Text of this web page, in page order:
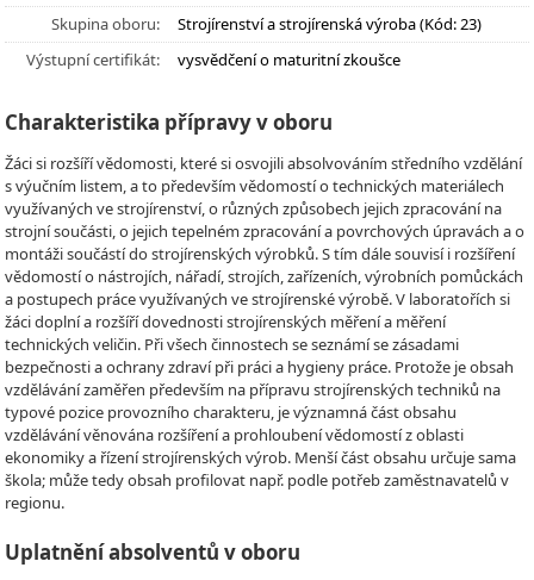
Skupina oboru:
Strojírenství a strojírenská výroba (Kód: 23)
Výstupní certifikát:
vysvědčení o maturitní zkoušce
Charakteristika přípravy v oboru
Žáci si rozšíří vědomosti, které si osvojili absolvováním středního vzdělání
s výučním listem, a to především vědomostí o technických materiálech
využívaných ve strojírenství, o různých způsobech jejich zpracování na
strojní součásti, o jejich tepelném zpracování a povrchových úpravách a o
montáži součástí do strojírenských výrobků. S tím dále souvisí i rozšíření
vědomostí o nástrojích, nářadí, strojích, zařízeních, výrobních pomůckách
a postupech práce využívaných ve strojírenské výrobě. V laboratořích si
žáci doplní a rozšíří dovednosti strojírenských měření a měření
technických veličin. Při všech činnostech se seznámí se zásadami
bezpečnosti a ochrany zdraví při práci a hygieny práce. Protože je obsah
vzdělávání zaměřen především na přípravu strojírenských techniků na
typové pozice provozního charakteru, je významná část obsahu
vzdělávání věnována rozšíření a prohloubení vědomostí z oblasti
ekonomiky a řízení strojírenských výrob. Menší část obsahu určuje sama
škola; může tedy obsah profilovat např. podle potřeb zaměstnavatelů v
regionu.
Uplatnění absolventů v oboru